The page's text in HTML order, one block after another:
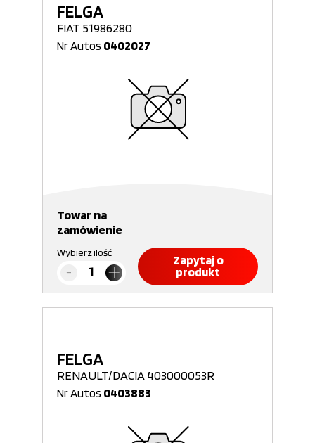
FELGA
FIAT 51986280
Nr Autos 0402027
Towar na
zamówienie
Wybierz ilość
Zapytaj o
produkt
FELGA
RENAULT/DACIA 403000053R
Nr Autos 0403883